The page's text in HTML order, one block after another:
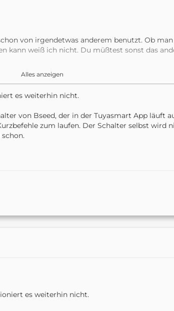
von irgendetwas anderem benutzt. Ob man
kann weiß ich nicht. Du müßtest sonst das
installieren. Dazu mußt Du eventuell:
tuya-lan
Alles anzeigen
es weiterhin nicht.
von Bseed, der in der Tuyasmart App läuft
zum laufen. Der Schalter selbst wird
es weiterhin nicht.